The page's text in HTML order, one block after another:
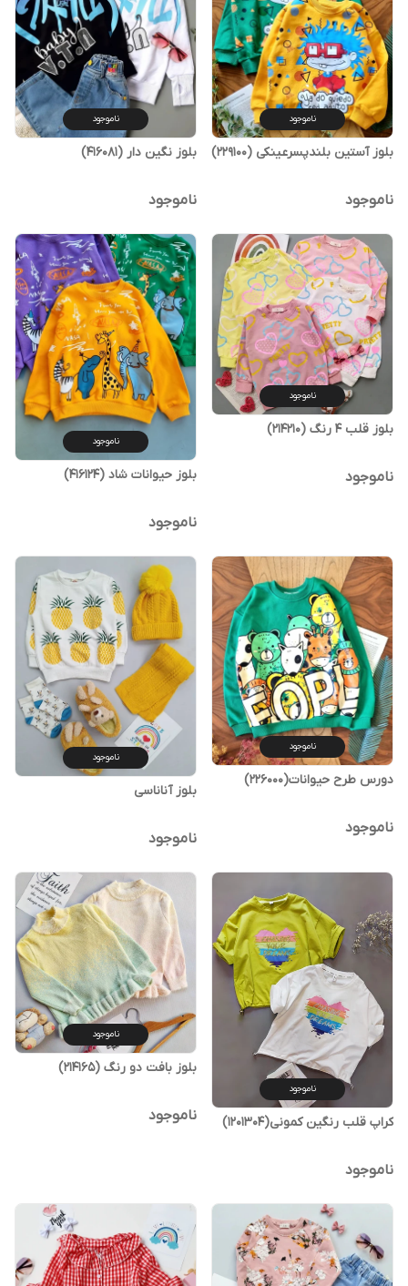
ناموجود
بلوز آستین بلندپسرعینکی (229100)
ناموجود
ناموجود
بلوز نگین دار (416081)
ناموجود
ناموجود
بلوز قلب 4 رنگ (214210)
ناموجود
ناموجود
بلوز حیوانات شاد (416124)
ناموجود
ناموجود
دورس طرح حیوانات(226000)
ناموجود
ناموجود
بلوز آناناسی
ناموجود
ناموجود
کراپ قلب رنگین کمونی(1201304)
ناموجود
ناموجود
بلوز بافت دو رنگ (214165)
ناموجود